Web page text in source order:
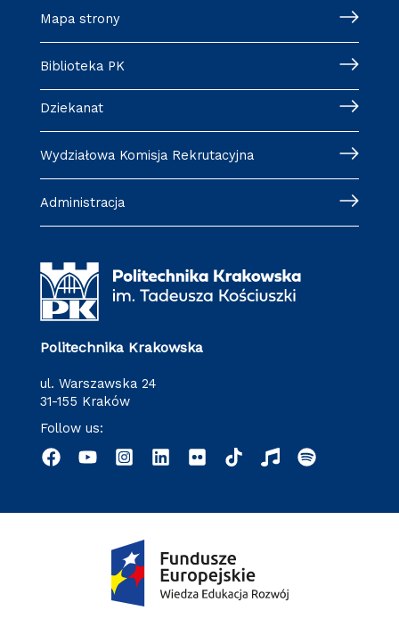
Mapa strony
Biblioteka PK
Dziekanat
Wydziałowa Komisja Rekrutacyjna
Administracja
Politechnika Krakowska
ul. Warszawska 24
31-155 Kraków
Follow us: